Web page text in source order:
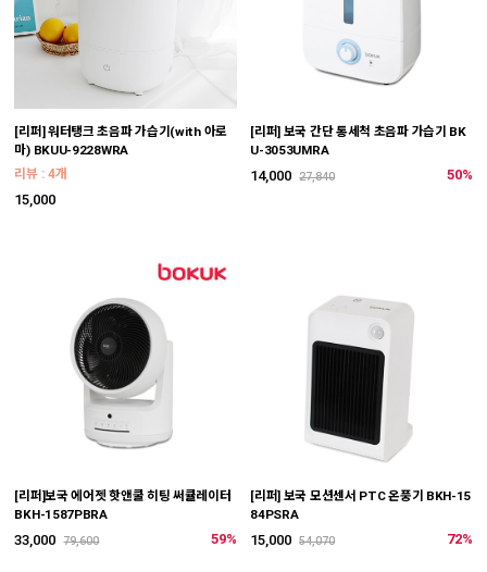
[리퍼] 워터탱크 초음파 가습기(with 아로
마) BKUU-9228WRA
리뷰 : 4개
15,000
[리퍼] 보국 간단 통세척 초음파 가습기 BK
U-3053UMRA
14,000 27,840 50%
[리퍼]보국 에어젯 핫앤쿨 히팅 써큘레이터
BKH-1587PBRA
33,000 79,600 59%
[리퍼] 보국 모션센서 PTC 온풍기 BKH-15
84PSRA
15,000 54,070 72%